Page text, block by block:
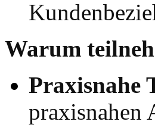
Warum
Praxisnahe
praxisnahen